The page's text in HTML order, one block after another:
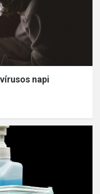
napi